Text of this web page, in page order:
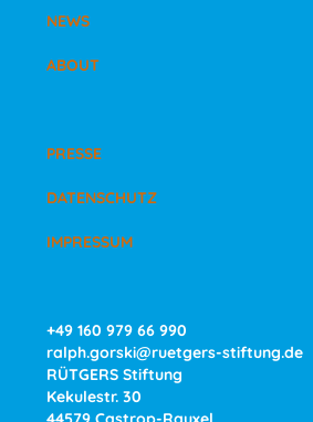
NEWS
ABOUT
PRESSE
DATENSCHUTZ
IMPRESSUM
+49 160 979 66 990
ralph.gorski@ruetgers-stiftung.de
RÜTGERS Stiftung
Kekulestr. 30